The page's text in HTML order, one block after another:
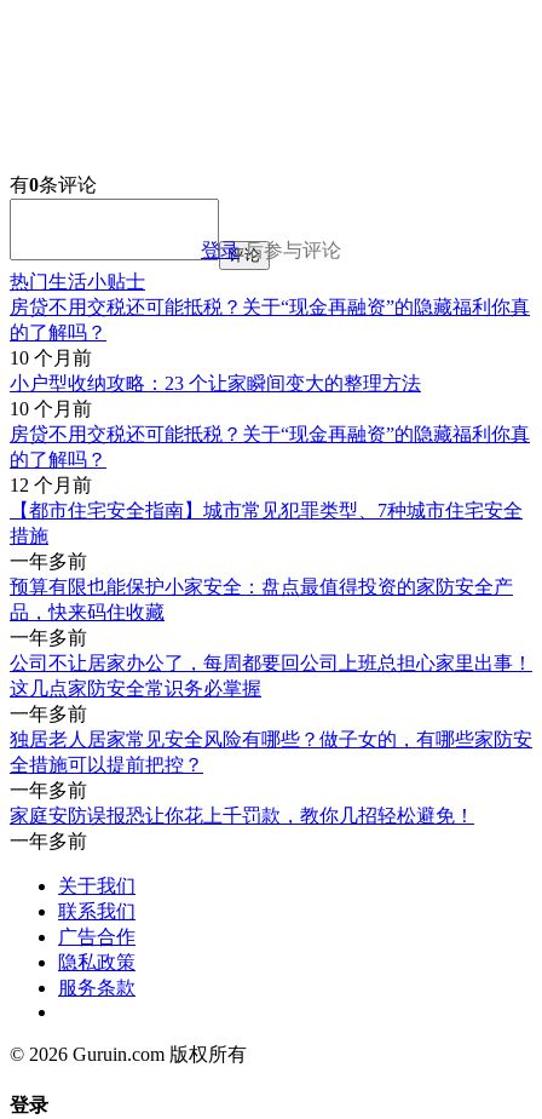
有0条评论
登录后参与评论
评论
热门生活小贴士
房贷不用交税还可能抵税？关于“现金再融资”的隐藏福利你真
的了解吗？
10 个月前
小户型收纳攻略：23 个让家瞬间变大的整理方法
10 个月前
房贷不用交税还可能抵税？关于“现金再融资”的隐藏福利你真
的了解吗？
12 个月前
【都市住宅安全指南】城市常见犯罪类型、7种城市住宅安全
措施
一年多前
预算有限也能保护小家安全：盘点最值得投资的家防安全产
品，快来码住收藏
一年多前
公司不让居家办公了，每周都要回公司上班总担心家里出事！
这几点家防安全常识务必掌握
一年多前
独居老人居家常见安全风险有哪些？做子女的，有哪些家防安
全措施可以提前把控？
一年多前
家庭安防误报恐让你花上千罚款，教你几招轻松避免！
一年多前
关于我们
联系我们
广告合作
隐私政策
服务条款
© 2026 Guruin.com 版权所有
登录